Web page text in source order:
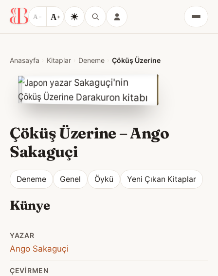
A − A+
Menü
Anasayfa Kitaplar Deneme Çöküş Üzerine
Çöküş Üzerine –Ango
Sakaguçi
Deneme Genel Öykü Yeni Çıkan Kitaplar
Künye
YAZAR
Ango Sakaguçi
ÇEVIRMEN